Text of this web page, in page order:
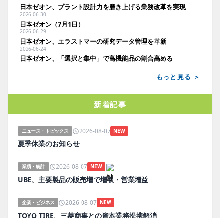
日本ゼオン、プラント設計力を磨き上げる業務改革を実現
2026-06-30
日本ゼオン（7月1日）
2026-06-29
日本ゼオン、エラストマーの研究データ管理を革新
2026-06-24
日本ゼオン、「選択と集中」で高機能品の割合高める
もっと見る ＞
新着記事
ニュース・トピックス 2026-08-07 NEW
夏季休業のお知らせ
業績・統計 2026-08-07 NEW
UBE、主要製品の販売増で増収・営業増益
企業・ビジネス 2026-08-07 NEW
TOYO TIRE、三菱商事との資本業務提携解消